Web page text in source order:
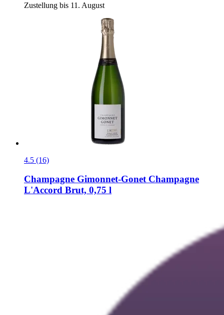
Zustellung bis 11. August
4.5 (16)
Champagne Gimonnet-GonetChampagne
L'Accord Brut, 0,75 l